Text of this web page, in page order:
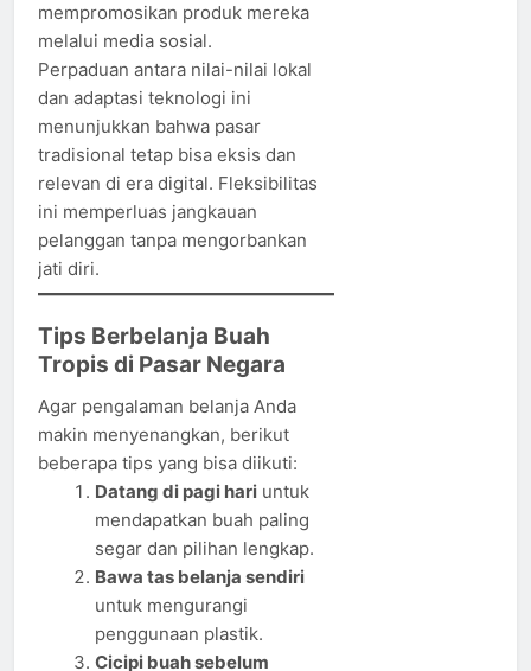
mempromosikan produk mereka
melalui media sosial.
Perpaduan antara nilai-nilai lokal
dan adaptasi teknologi ini
menunjukkan bahwa pasar
tradisional tetap bisa eksis dan
relevan di era digital. Fleksibilitas
ini memperluas jangkauan
pelanggan tanpa mengorbankan
jati diri.
Tips Berbelanja Buah
Tropis di Pasar Negara
Agar pengalaman belanja Anda
makin menyenangkan, berikut
beberapa tips yang bisa diikuti:
Datang di pagi hariuntuk
mendapatkan buah paling
segar dan pilihan lengkap.
Bawa tas belanja sendiri
untuk mengurangi
penggunaan plastik.
Cicipi buah sebelum